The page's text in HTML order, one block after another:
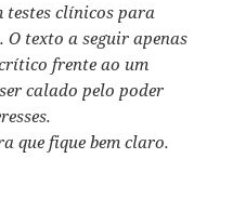
testes clínicos para
O texto a seguir apenas
frente ao um
calado pelo poder
que fique bem claro.